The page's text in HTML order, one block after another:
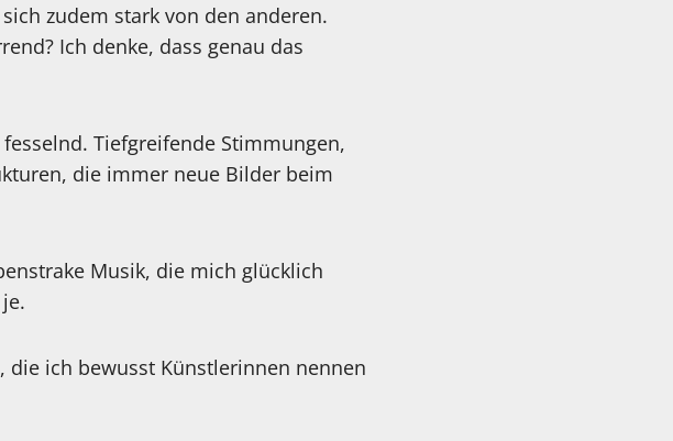
zudem stark von den anderen.
Ich denke, dass genau das
Tiefgreifende Stimmungen,
die immer neue Bilder beim
Musik, die mich glücklich
ich bewusst Künstlerinnen nennen